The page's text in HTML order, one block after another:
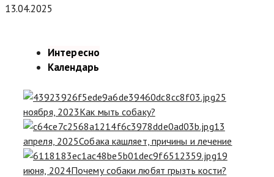
13.04.2025
Интересно
Календарь
25
ноября, 2023Как мыть собаку?
13
апреля, 2025Собака кашляет, причины и лечение
19
июня, 2024Почему собаки любят грызть кости?